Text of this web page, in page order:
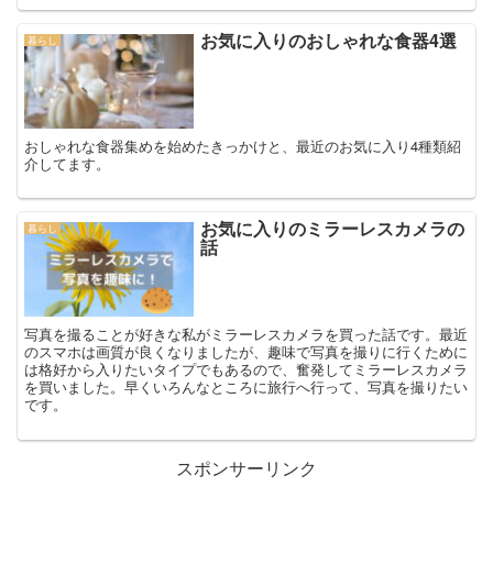
暮らし お気に入りのおしゃれな食器4選
おしゃれな食器集めを始めたきっかけと、最近のお気に入り4種類紹
介してます。
暮らし お気に入りのミラーレスカメラの
話
写真を撮ることが好きな私がミラーレスカメラを買った話です。最近
のスマホは画質が良くなりましたが、趣味で写真を撮りに行くために
は格好から入りたいタイプでもあるので、奮発してミラーレスカメラ
を買いました。早くいろんなところに旅行へ行って、写真を撮りたい
です。
スポンサーリンク